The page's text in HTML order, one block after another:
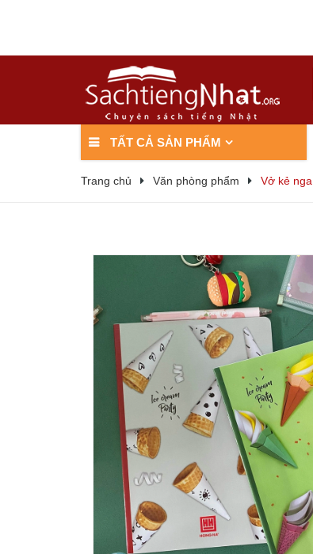
TẤT CẢ SẢN PHẨM
Trang chủ Văn phòng phẩm Vở kẻ